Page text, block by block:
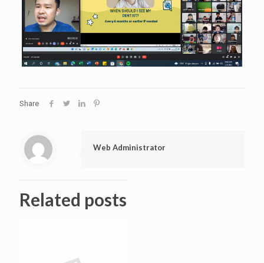
Share
Web Administrator
Related posts